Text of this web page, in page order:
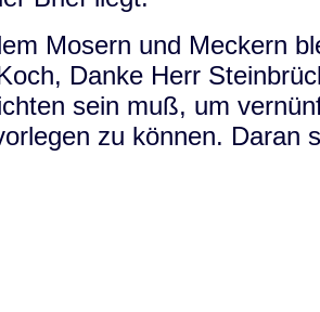
Mosern und Meckern
Danke Herr
sein muß, um
zu können. Daran